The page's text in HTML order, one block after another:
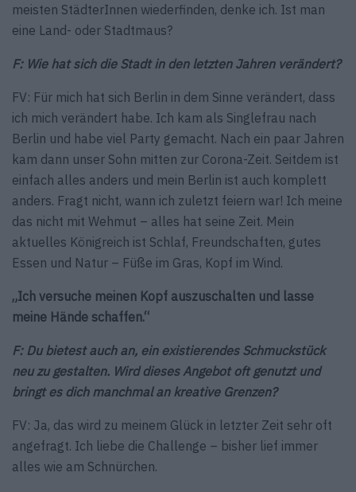
meisten StädterInnen wiederfinden, denke ich. Ist man
eine Land- oder Stadtmaus?
F: Wie hat sich die Stadt in den letzten Jahren verändert?
FV: Für mich hat sich Berlin in dem Sinne verändert, dass
ich mich verändert habe. Ich kam als Singlefrau nach
Berlin und habe viel Party gemacht. Nach ein paar Jahren
kam dann unser Sohn mitten zur Corona-Zeit. Seitdem ist
einfach alles anders und mein Berlin ist auch komplett
anders. Fragt nicht, wann ich zuletzt feiern war! Ich meine
das nicht mit Wehmut – alles hat seine Zeit. Mein
aktuelles Königreich ist Schlaf, Freundschaften, gutes
Essen und Natur – Füße im Gras, Kopf im Wind.
„Ich versuche meinen Kopf auszuschalten und lasse
meine Hände schaffen.“
F: Du bietest auch an, ein existierendes Schmuckstück
neu zu gestalten. Wird dieses Angebot oft genutzt und
bringt es dich manchmal an kreative Grenzen?
FV: Ja, das wird zu meinem Glück in letzter Zeit sehr oft
angefragt. Ich liebe die Challenge – bisher lief immer
alles wie am Schnürchen.